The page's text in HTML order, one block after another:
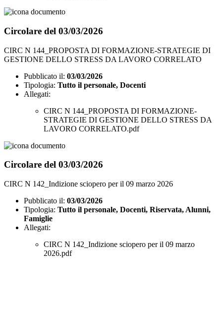
Circolare del 03/03/2026
CIRC N 144_PROPOSTA DI FORMAZIONE-STRATEGIE DI
GESTIONE DELLO STRESS DA LAVORO CORRELATO
Pubblicato il: 03/03/2026
Tipologia: Tutto il personale, Docenti
Allegati:
CIRC N 144_PROPOSTA DI FORMAZIONE-
STRATEGIE DI GESTIONE DELLO STRESS DA
LAVORO CORRELATO.pdf
Circolare del 03/03/2026
CIRC N 142_Indizione sciopero per il 09 marzo 2026
Pubblicato il: 03/03/2026
Tipologia: Tutto il personale, Docenti, Riservata, Alunni,
Famiglie
Allegati:
CIRC N 142_Indizione sciopero per il 09 marzo
2026.pdf